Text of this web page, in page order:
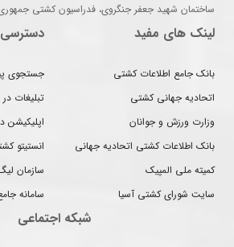
ساختمان شهید جعفر جنگروی، فدراسیون کشتی
لینک های مفید
بانک جامع اطلاعات کشتی
اتحادیه جهانی کشتی
وزارت ورزش و جوانان
بانک اطلاعات کشتی اتحادیه جهانی
کمیته ملی المپیک
سایت شورای کشتی آسیا
جستجوی
تبلیغات
اپلیکیشن
انستیتو
سازمان
سامانه
شبکه اجتماعی